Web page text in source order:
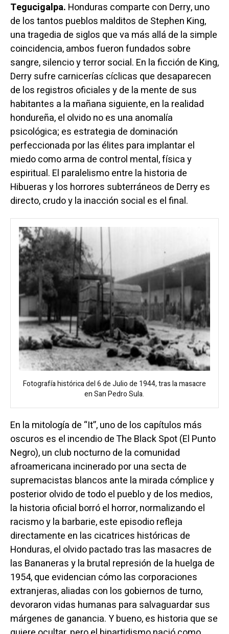
Tegucigalpa. Honduras comparte con Derry, uno
de los tantos pueblos malditos de Stephen King,
una tragedia de siglos que va más allá de la simple
coincidencia, ambos fueron fundados sobre
sangre, silencio y terror social. En la ficción de King,
Derry sufre carnicerías cíclicas que desaparecen
de los registros oficiales y de la mente de sus
habitantes a la mañana siguiente, en la realidad
hondureña, el olvido no es una anomalía
psicológica; es estrategia de dominación
perfeccionada por las élites para implantar el
miedo como arma de control mental, física y
espiritual. El paralelismo entre la historia de
Hibueras y los horrores subterráneos de Derry es
directo, crudo y la inacción social es el final.
Fotografía histórica del 6 de Julio de 1944, tras la masacre
en San Pedro Sula.
En la mitología de “It”, uno de los capítulos más
oscuros es el incendio de The Black Spot (El Punto
Negro), un club nocturno de la comunidad
afroamericana incinerado por una secta de
supremacistas blancos ante la mirada cómplice y
posterior olvido de todo el pueblo y de los medios,
la historia oficial borró el horror, normalizando el
racismo y la barbarie, este episodio refleja
directamente en las cicatrices históricas de
Honduras, el olvido pactado tras las masacres de
las Bananeras y la brutal represión de la huelga de
1954, que evidencian cómo las corporaciones
extranjeras, aliadas con los gobiernos de turno,
devoraron vidas humanas para salvaguardar sus
márgenes de ganancia. Y bueno, es historia que se